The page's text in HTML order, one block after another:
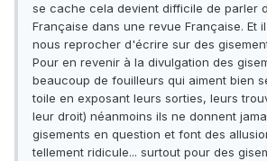
se cache cela devient difficile de parler
Française dans une revue Française. Et
nous reprocher d'écrire sur des
Pour en revenir à la divulgation des
beaucoup de fouilleurs qui aiment bien
toile en exposant leurs sorties, leurs
leur droit) néanmoins ils ne donnent
gisements en question et font des
tellement ridicule... surtout pour des